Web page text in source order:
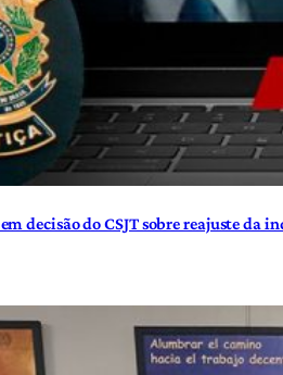
decisão do CSJT sobre reajuste da